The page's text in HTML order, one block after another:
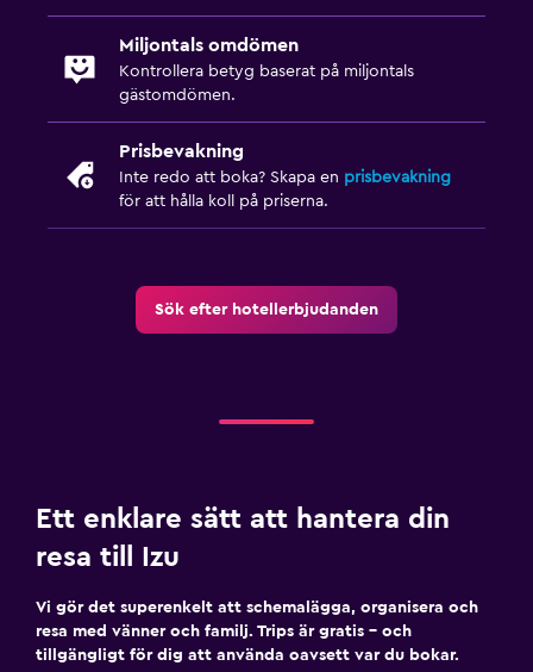
Miljontals omdömen
Kontrollera betyg baserat på miljontals
gästomdömen.
Prisbevakning
Inte redo att boka? Skapa en prisbevakning
för att hålla koll på priserna.
Sök efter hotellerbjudanden
Ett enklare sätt att hantera din
resa till Izu
Vi gör det superenkelt att schemalägga, organisera och
resa med vänner och familj. Trips är gratis – och
tillgängligt för dig att använda oavsett var du bokar.